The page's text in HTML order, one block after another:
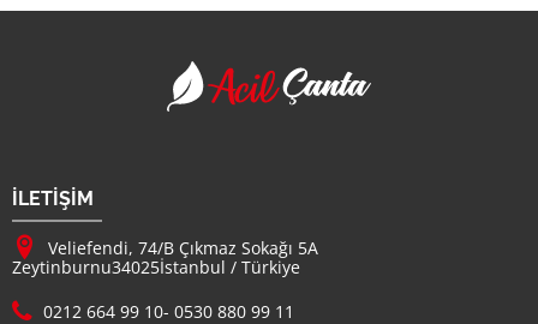
İLETİŞİM
Adresimiz :
Veliefendi, 74/B Çıkmaz Sokağı 5A
Zeytinburnu34025İstanbul / Türkiye
Telefon :
0212 664 99 10- 0530 880 99 11